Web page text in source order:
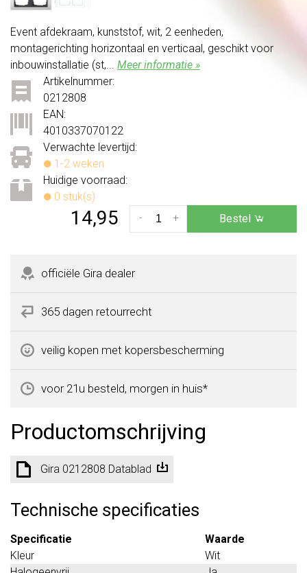
Event afdekraam, kunststof, wit, 2 eenheden,
montagerichting horizontaal en verticaal, geschikt voor
inbouwinstallatie (st,... Meer informatie »
Verwachte levertijd:
1-2 weken
Huidige voorraad:
0 stuk(s)
Artikelnummer:
0212808
EAN:
4010337070122
14,95 +
- Bestel
officiële Gira dealer
365 dagen retourrecht
veilig kopen met kopersbescherming
voor 21u besteld, morgen in huis*
Productomschrijving
Gira 0212808 Datablad
Technische specificaties
Specificatie
Waarde
Kleur
Wit